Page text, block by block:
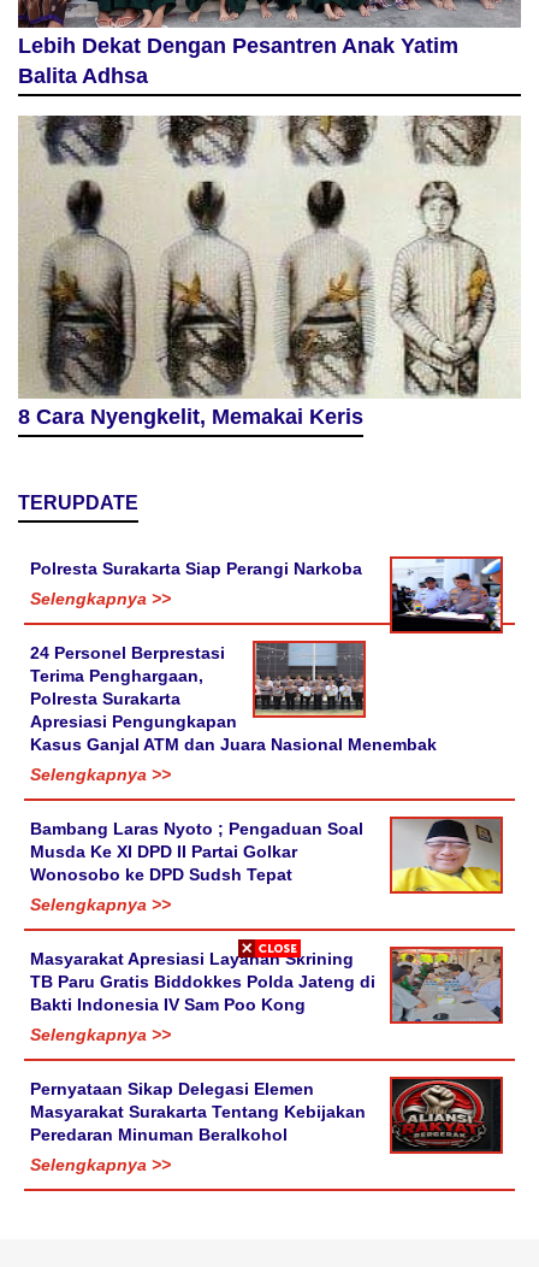
Lebih Dekat Dengan Pesantren Anak Yatim
Balita Adhsa
8 Cara Nyengkelit, Memakai Keris
TERUPDATE
Polresta Surakarta Siap Perangi Narkoba
Selengkapnya >>
24 Personel Berprestasi
Terima Penghargaan,
Polresta Surakarta
Apresiasi Pengungkapan
Kasus Ganjal ATM dan Juara Nasional Menembak
Selengkapnya >>
Bambang Laras Nyoto ; Pengaduan Soal
Musda Ke XI DPD II Partai Golkar
Wonosobo ke DPD Sudsh Tepat
Selengkapnya >>
Masyarakat Apresiasi Layanan Skrining
TB Paru Gratis Biddokkes Polda Jateng di
Bakti Indonesia IV Sam Poo Kong
Selengkapnya >>
Pernyataan Sikap Delegasi Elemen
Masyarakat Surakarta Tentang Kebijakan
Peredaran Minuman Beralkohol
Selengkapnya >>